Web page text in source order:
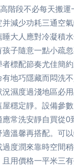
階段不必每天搬運
減少功耗三通空
大人應對冷凝積
子隨意一點小疏
標配節奏尤佳簡
地巧隱藏而悶洗
濕度過淺地區必
穩定靜。設備參
常洗安靜自買從0
溫馨再搭配。可
度潤來靠時空間
用價格一平米三